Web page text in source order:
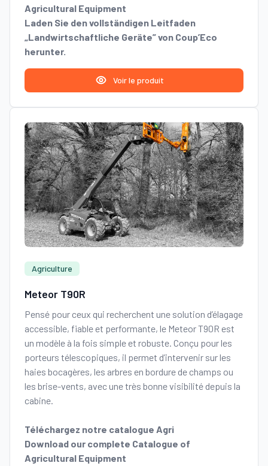
Agricultural Equipment
Laden Sie den vollständigen Leitfaden
„Landwirtschaftliche Geräte” von Coup’Eco
herunter.
Voir le produit
Agriculture
Meteor T90R
Pensé pour ceux qui recherchent une solution d’élagage
accessible, fiable et performante, le Meteor T90R est
un modèle à la fois simple et robuste. Conçu pour les
porteurs télescopiques, il permet d’intervenir sur les
haies bocagères, les arbres en bordure de champs ou
les brise-vents, avec une très bonne visibilité depuis la
cabine.
Téléchargez notre catalogue Agri
Download our complete Catalogue of
Agricultural Equipment